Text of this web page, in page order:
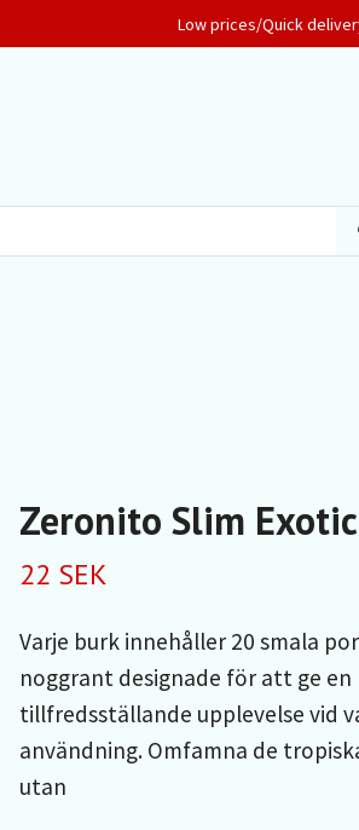
Low prices/Quick
Zeronito Slim Exotic
22 SEK
Varje burk innehåller 20 smala
noggrant designade för att ge en
tillfredsställande upplevelse vid
användning. Omfamna de
utan